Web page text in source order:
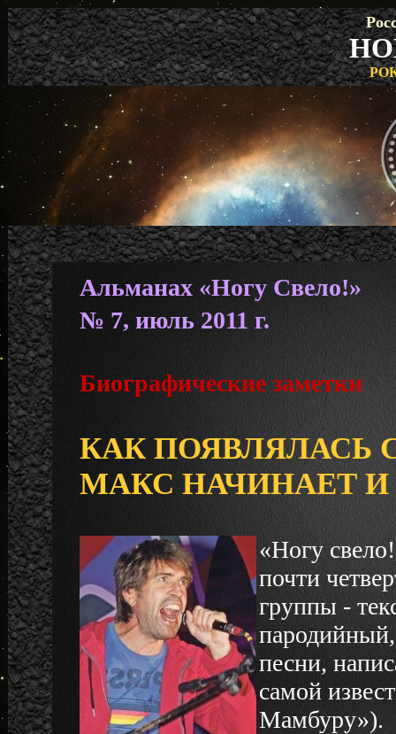
Альманах «Ногу Свело!»
№ 7, июль 2011 г.
Биографические заметки
КАК ПОЯВЛЯЛАСЬ
МАКС НАЧИНАЕТ И
«Ногу
почти
группы -
пародийный,
песни,
самой
Мамбуру»).